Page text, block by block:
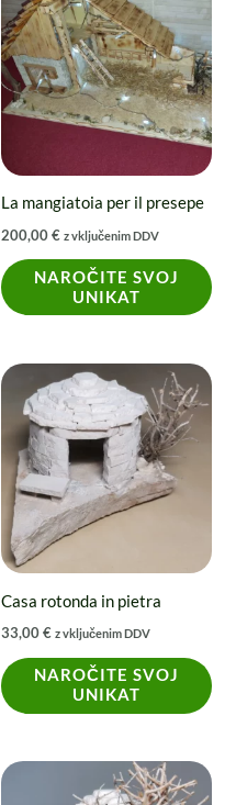
La mangiatoia per il presepe
200,00€ z vključenim DDV
NAROČITE SVOJ
UNIKAT
Casa rotonda in pietra
33,00€ z vključenim DDV
NAROČITE SVOJ
UNIKAT